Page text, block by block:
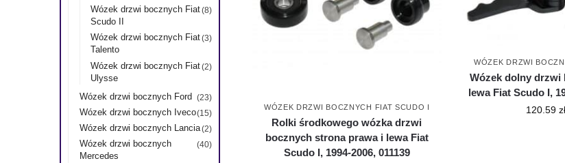
WÓZEK DRZWI BOCZNYCH FIAT SCUDO I
Rolki środkowego wózka drzwi
bocznych strona prawa i lewa Fiat
Scudo I, 1994-2006, 011139
WÓZEK DRZWI
Wózek dolny drzwi
lewa Fiat Scudo I,
120.59 zł
Wózek drzwi bocznych Fiat
Scudo II
(8)
Wózek drzwi bocznych Fiat
Talento
(3)
Wózek drzwi bocznych Fiat
Ulysse
(2)
Wózek drzwi bocznych Ford (23)
Wózek drzwi bocznych Iveco(15)
Wózek drzwi bocznych Lancia(2)
Wózek drzwi bocznych
Mercedes
(40)